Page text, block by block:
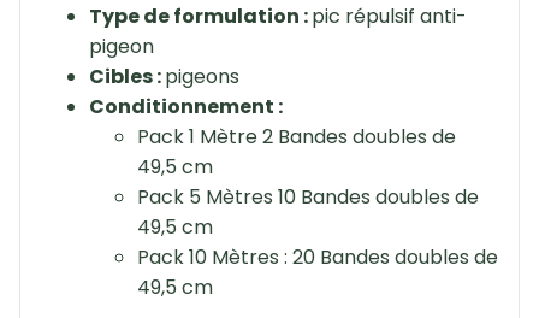
Type de formulation :pic répulsif anti-
pigeon
Cibles :pigeons
Conditionnement :
Pack 1 Mètre 2 Bandes doubles de
49,5 cm
Pack 5 Mètres 10 Bandes doubles de
49,5 cm
Pack 10 Mètres : 20 Bandes doubles de
49,5 cm